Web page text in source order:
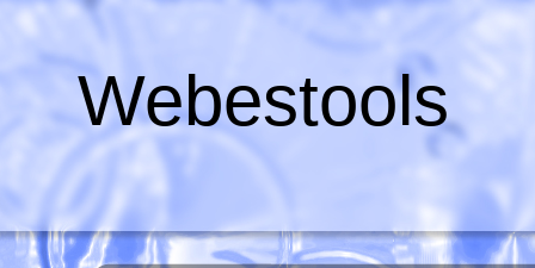
Webestools